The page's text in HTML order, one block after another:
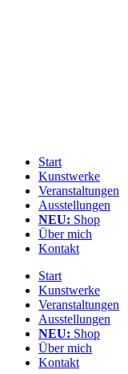
Start
Kunstwerke
Veranstaltungen
Ausstellungen
NEU: Shop
Über mich
Kontakt
Start
Kunstwerke
Veranstaltungen
Ausstellungen
NEU: Shop
Über mich
Kontakt